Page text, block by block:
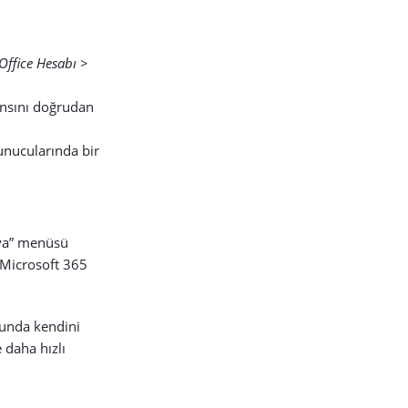
Hesabı >
doğrudan
bir
menüsü
365
kendini
hızlı